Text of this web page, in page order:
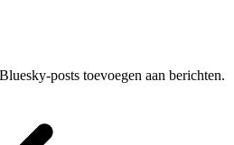
posts toevoegen aan berichten.